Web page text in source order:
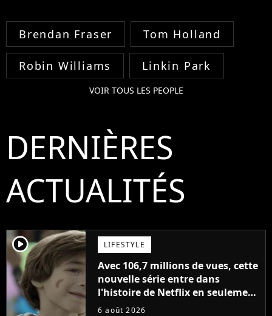
Brendan Fraser Tom Holland
Robin Williams Linkin Park
VOIR TOUS LES PEOPLE
DERNIÈRES
ACTUALITÉS
player2 LIFESTYLE
Avec 106,7 millions de vues, cette
nouvelle série entre dans
l'histoire de Netflix en seulement
48 jours
6 août 2026